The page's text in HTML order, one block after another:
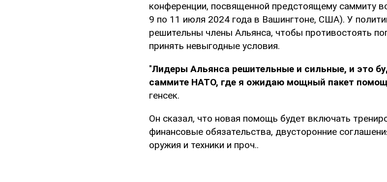
конференции, посвященной предстоящему саммиту
9 по 11 июля 2024 года в Вашингтоне, США). У
решительны члены Альянса, чтобы противостоять
принять невыгодные условия.
"Лидеры Альянса решительные и сильные, и это
саммите НАТО, где я ожидаю мощный пакет
генсек.
Он сказал, что новая помощь будет включать
финансовые обязательства, двусторонние
оружия и техники и проч..